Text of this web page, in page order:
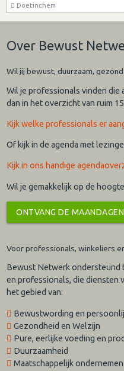
Doetinchem
Over Bewust
Wil jij bewust, duurzaam,
Wil je professionals vinden die
dan in het overzicht van ruim
Kijk welke professionals er
Of kijk in de agenda met
​Kijk in ons handige
Wil je gemakkelijk op de
ONTVANG DE
Voor professionals, winkeliers
Bewust Netwerk ondersteund
en professionals, die diensten
het gebied van:
Bewustwording en
Gezondheid en Welzijn
Pure, eerlijke voeding en
Duurzaamheid
Maatschappelijk ondernemen